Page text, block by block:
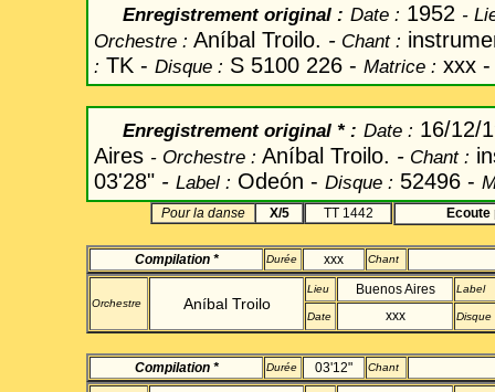
Enregistrement original : Date : 1952 -
Orchestre : Aníbal Troilo. - Chant:
: TK - Disque : S 5100 226 - Matrice : xxx -
Enregistrement original * : Date : 16/12/
Aires - Orchestre : Aníbal Troilo. - Chant:
03'28" - Label : Odeón - Disque : 52496 -
Pour la danse X/5 TT 1442
Compilation * Durée xxx Chant
Orchestre Aníbal Troilo
Lieu Buenos Aires Label
Date xxx Disque
Compilation * Durée 03'12" Chant